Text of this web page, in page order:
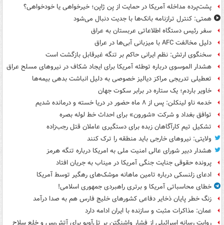
پشت‌پرده مداخله آمریکا در حمایت از یِن ژاپن؛ خیرخواهی یا خودخواهی؟
همتی: کنترل ترازنامه بانک‌ها با جدیت دنبال می‌شود
سفر رئیس دستگاه اطلاعاتی عربستان به عراق
دلیل مخالفت AFC با میزبانی آبی‌ها در عراق
سخنگوی ارتش: نظم ایرانی حاکم بر تنگه غیرقابل بازگشت است
هشدار الموسوی درباره توطئه آمریکا برای ایجاد شکاف در نیروهای مسلح عراق
تعطیلی تدریجی مراکز دیالیز خصوصی به دلیل انباشت بدهی بیمه‌ها
خاویر باردم؛ یک ستاره در برابر سکوت جهان
خدمه ناو لینکلن: پس از ۸ ماه حضور در دریا خسته و درمانده‌ شدیم
توافق بغداد و شرکت «شورون» برای احداث خط لوله بصره
تشکیل تیم کارآگاهان زبده برای دستگیری عاملان قتل رجب‌زاده
ولایتی: نیروهای خارجی باید منطقه را ترک کنند
هشدار دبیر شورای عالی امنیت ملی به امریکا درباره تنگه هرمز
پرونده حقوقی جنایت جنگی آمریکا در میناب به جریان افتاد
ادعای زلنسکی درباره تامین ماهانه موشک‌های رهگیر توسط آمریکا
خطای محاسباتی آمریکا و برتری راهبردی جمهوری اسلامی!
زنگ خطر پایان ذخایر دفاعی کشورهای خلیج فارس هم به صدا درآمد
عمان: مذاکرات مثبت و سازنده با ایران ادامه دارد
روایت رسانه اسرائیلی از فشار واشنگتن بر تل‌آویو برای آتش‌بس و خلع سلاح